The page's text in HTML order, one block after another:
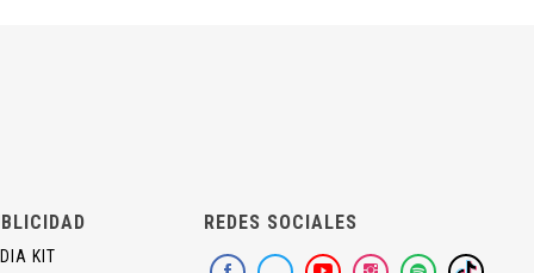
KIT
REDES SOCIALES